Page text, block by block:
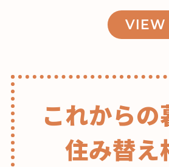
VIEW
これからの
住み替え